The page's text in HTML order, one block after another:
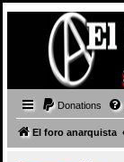
Donations
El foro anarquista